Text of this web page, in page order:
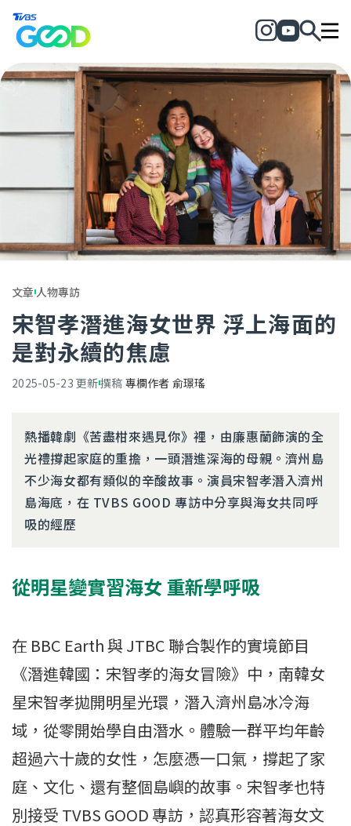
文章人物專訪
宋智孝潛進海女世界 浮上海面的
是對永續的焦慮
2025-05-23 更新撰稿 專欄作者 俞璟瑤
熱播韓劇《苦盡柑來遇見你》裡，由廉惠蘭飾演的全
光禮撐起家庭的重擔，一頭潛進深海的母親。濟州島
不少海女都有類似的辛酸故事。演員宋智孝潛入濟州
島海底，在 TVBS GOOD 專訪中分享與海女共同呼
吸的經歷
從明星變實習海女 重新學呼吸
在 BBC Earth 與 JTBC 聯合製作的實境節目
《潛進韓國：宋智孝的海女冒險》中，南韓女
星宋智孝拋開明星光環，潛入濟州島冰冷海
域，從零開始學自由潛水。體驗一群平均年齡
超過六十歲的女性，怎麼憑一口氣，撐起了家
庭、文化、還有整個島嶼的故事。宋智孝也特
別接受 TVBS GOOD 專訪，認真形容著海女文